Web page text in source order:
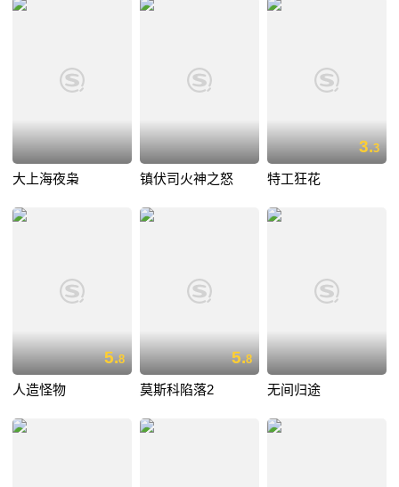
大上海夜枭 镇伏司火神之怒
3.3
特工狂花
5.8
人造怪物
5.8
莫斯科陷落2 无间归途